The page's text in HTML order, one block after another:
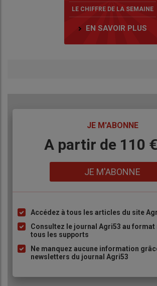
LE CHIFFRE DE LA SEMAINE
EN SAVOIR PLUS
JE M'ABONNE
BodyA partir de 110
JE M'ABONNE
Liste
à
puce
Accédez à tous les articles du site
Consultez le journal Agri53 au format
tous les supports
Ne manquez aucune information
newsletters du journal Agri53